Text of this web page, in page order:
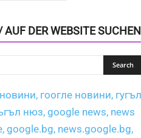
AUF DER WEBSITE SUCHEN